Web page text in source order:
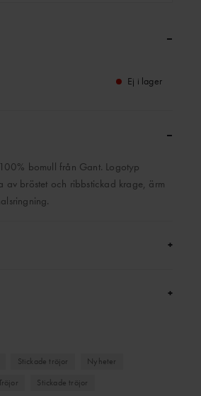
–
Ej i lager
–
bomull från Gant. Logotyp
av bröstet och ribbstickad krage, ärm
+
+
Stickade tröjor
Nyheter
Stickade tröjor